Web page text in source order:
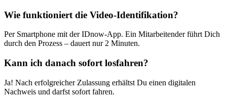
Wie funktioniert die Video-Identifikation?
Per Smartphone mit der IDnow-App. Ein Mitarbeitender führt Dich
durch den Prozess – dauert nur 2 Minuten.
Kann ich danach sofort losfahren?
Ja! Nach erfolgreicher Zulassung erhältst Du einen digitalen
Nachweis und darfst sofort fahren.